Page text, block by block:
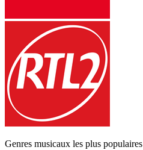
Genres musicaux les plus populaires